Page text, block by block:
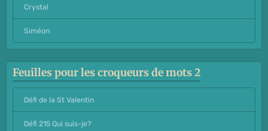
Crystal
Siméon
Feuilles pour les croqueurs de mots 2
Défi de la St Valentin
Défi 215 Qui suis-je?